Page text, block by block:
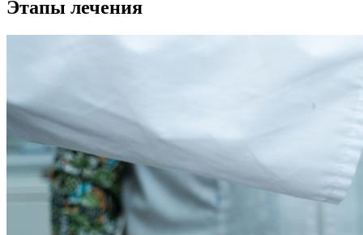
Этапы лечения